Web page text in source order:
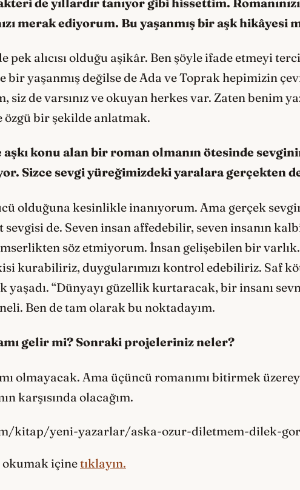
de yıllardır tanıyor gibi hissettim.
merak ediyorum. Bu yaşanmış bir aşk hikâyesi
pek alıcısı olduğu aşikâr. Ben şöyle ifade etmeyi
yaşanmış değilse de Ada ve Toprak hepimizin
siz de varsınız ve okuyan herkes var. Zaten benim
özgü bir şekilde anlatmak.
aşkı konu alan bir roman olmanın ötesinde
Sizce sevgi yüreğimizdeki yaralara gerçekten
olduğuna kesinlikle inanıyorum. Ama gerçek
sevgisi de. Seven insan affedebilir, seven insanın
söz etmiyorum. İnsan gelişebilen bir
kurabiliriz, duygularımızı kontrol edebiliriz. Saf
yaşadı. “Dünyayı güzellik kurtaracak, bir insanı
Ben de tam olarak bu noktadayım.
gelir mi? Sonraki projeleriniz neler?
olmayacak. Ama üçüncü romanımı bitirmek
karşısında olacağım.
kitap/yeni-yazarlar/aska-ozur-diletmem-dilek-
okumak içinetıklayın.